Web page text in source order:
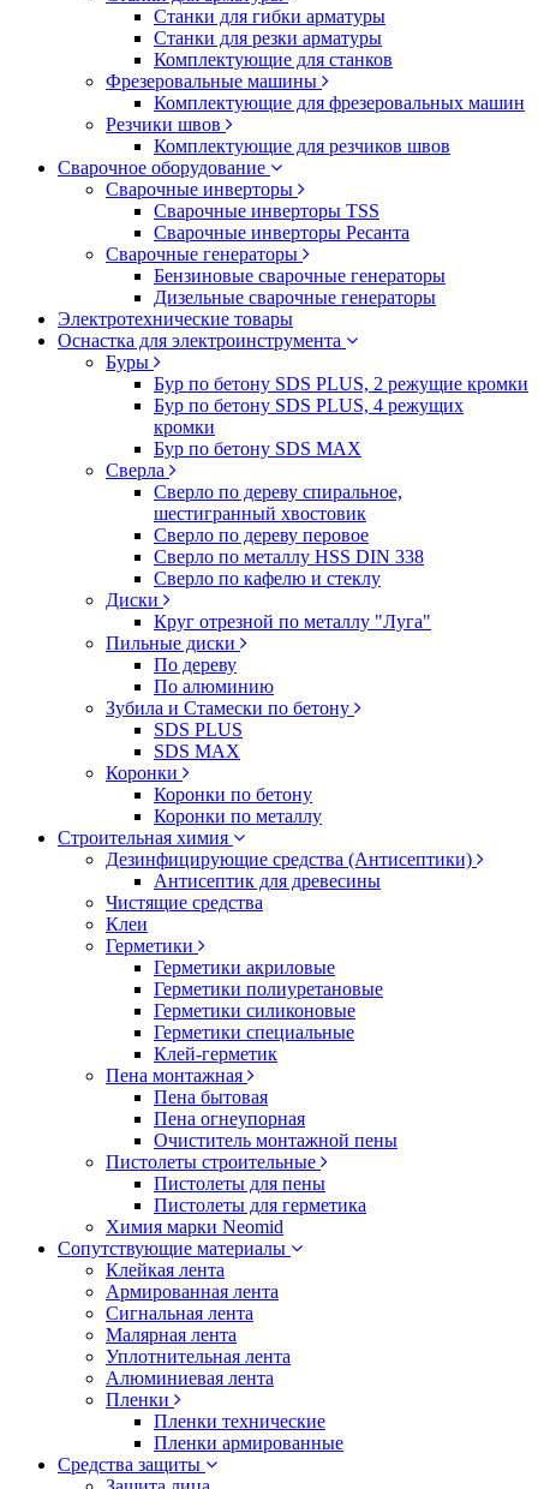
Станки для гибки арматуры
Станки для резки арматуры
Комплектующие для станков
Фрезеровальные машины
Комплектующие для фрезеровальных машин
Резчики швов
Комплектующие для резчиков швов
Сварочное оборудование
Сварочные инверторы
Сварочные инверторы TSS
Сварочные инверторы Ресанта
Сварочные генераторы
Бензиновые сварочные генераторы
Дизельные сварочные генераторы
Электротехнические товары
Оснастка для электроинструмента
Буры
Бур по бетону SDS PLUS, 2 режущие кромки
Бур по бетону SDS PLUS, 4 режущих
кромки
Бур по бетону SDS MAX
Сверла
Сверло по дереву спиральное,
шестигранный хвостовик
Сверло по дереву перовое
Сверло по металлу HSS DIN 338
Сверло по кафелю и стеклу
Диски
Круг отрезной по металлу "Луга"
Пильные диски
По дереву
По алюминию
Зубила и Стамески по бетону
SDS PLUS
SDS MAX
Коронки
Коронки по бетону
Коронки по металлу
Строительная химия
Дезинфицирующие средства (Антисептики)
Антисептик для древесины
Чистящие средства
Клеи
Герметики
Герметики акриловые
Герметики полиуретановые
Герметики силиконовые
Герметики специальные
Клей-герметик
Пена монтажная
Пена бытовая
Пена огнеупорная
Очиститель монтажной пены
Пистолеты строительные
Пистолеты для пены
Пистолеты для герметика
Химия марки Neomid
Сопутствующие материалы
Клейкая лента
Армированная лента
Сигнальная лента
Малярная лента
Уплотнительная лента
Алюминиевая лента
Пленки
Пленки технические
Пленки армированные
Средства защиты